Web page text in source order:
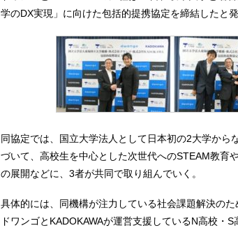
学のDX実現」に向けた包括的提携協定を締結したと発
同協定では、国立大学法人として日本初の2大学か
づいて、高校生を中心とした次世代へのSTEAM教育
の展開などに、3者が共同で取り組んでいく。
具体的には、同機構が注力している社会課題解決の
ドワンゴとKADOKAWAが運営支援しているN高校・